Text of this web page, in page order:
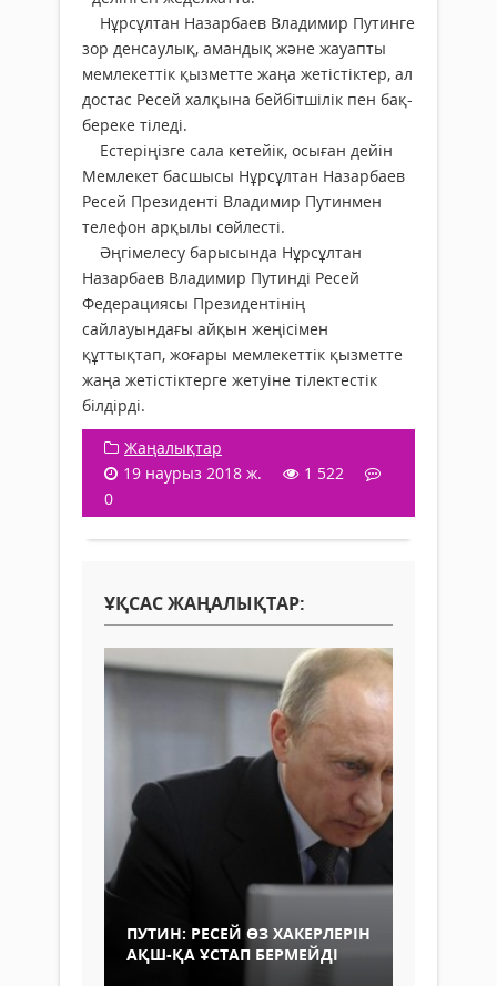
Нұрсұлтан Назарбаев Владимир Путинге
зор денсаулық, амандық және жауапты
мемлекеттік қызметте жаңа жетістіктер, ал
достас Ресей халқына бейбітшілік пен бақ-
береке тіледі.
Естеріңізге сала кетейік, осыған дейін
Мемлекет басшысы Нұрсұлтан Назарбаев
Ресей Президенті Владимир Путинмен
телефон арқылы сөйлесті.
Әңгімелесу барысында Нұрсұлтан
Назарбаев Владимир Путинді Ресей
Федерациясы Президентінің
сайлауындағы айқын жеңісімен
құттықтап, жоғары мемлекеттік қызметте
жаңа жетістіктерге жетуіне тілектестік
білдірді.
Жаңалықтар
19 наурыз 2018 ж.
1 522
0
ҰҚСАС ЖАҢАЛЫҚТАР:
ПУТИН: РЕСЕЙ ӨЗ ХАКЕРЛЕРІН
АҚШ-ҚА ҰСТАП БЕРМЕЙДІ